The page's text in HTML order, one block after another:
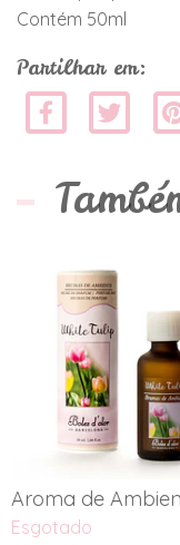
Contém 50ml
Partilhar em:
Aroma de
Esgotado